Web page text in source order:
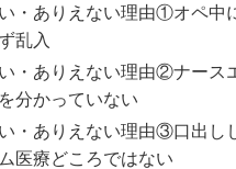
・ありえない理由①オペ中
乱入
・ありえない理由②ナース
分かっていない
・ありえない理由③口出し
医療どころではない